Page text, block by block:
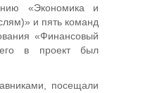
«Экономика и
и пять команд
«Финансовый
в проект был
посещали